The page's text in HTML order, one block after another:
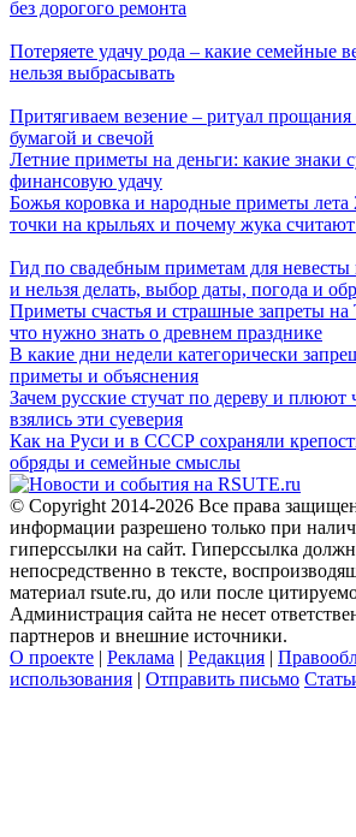
без дорогого ремонта
Потеряете удачу рода – какие семейные
нельзя выбрасывать
Притягиваем везение – ритуал прощания
бумагой и свечой
Летние приметы на деньги: какие знаки
финансовую удачу
Божья коровка и народные приметы лета
точки на крыльях и почему жука
Гид по свадебным приметам для
и нельзя делать, выбор даты, погода и
Приметы счастья и страшные запреты на
что нужно знать о древнем празднике
В какие дни недели категорически
приметы и объяснения
Зачем русские стучат по дереву и плюют
взялись эти суеверия
Как на Руси и в СССР сохраняли
обряды и семейные смыслы
© Copyright 2014-2026 Все права
информации разрешено только при
гиперссылки на сайт. Гиперссылка
непосредственно в тексте,
материал rsute.ru, до или после
Администрация сайта не несет
партнеров и внешние источники.
О проекте | Реклама | Редакция |
использования | Отправить письмо